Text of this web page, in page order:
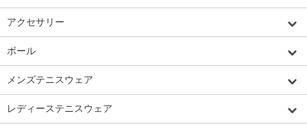
アクセサリー
ボール
メンズテニスウェア
レディーステニスウェア